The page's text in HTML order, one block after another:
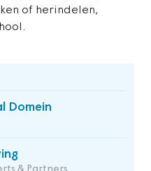
of herindelen,
Domein